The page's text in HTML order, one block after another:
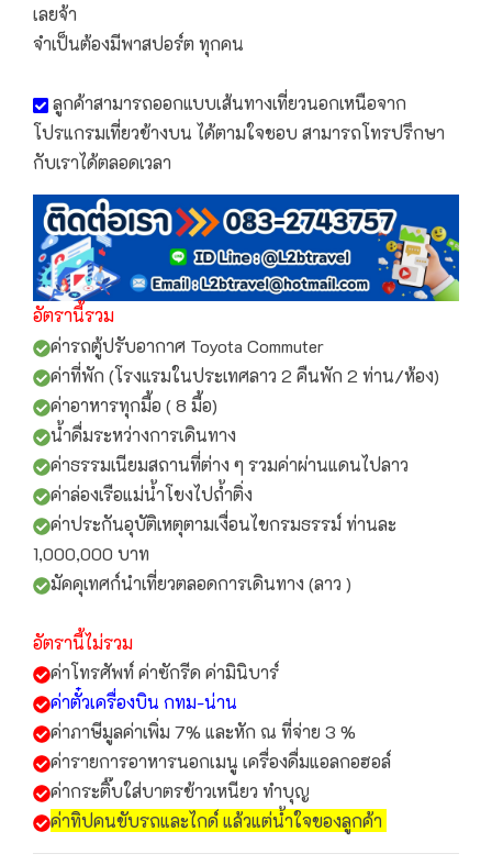
เลยจ้า
จำเป็นต้องมีพาสปอร์ต ทุกคน
ลูกค้าสามารถออกแบบเส้นทางเที่ยวนอกเหนือจาก
โปรแกรมเที่ยวข้างบน ได้ตามใจชอบ สามารถโทรปรึกษา
กับเราได้ตลอดเวลา
อัตรานี้รวม
ค่ารถตู้ปรับอากาศ Toyota Commuter
ค่าที่พัก (โรงแรมในประเทศลาว 2 คืนพัก 2 ท่าน/ห้อง)
ค่าอาหารทุกมื้อ ( 8 มื้อ)
น้ำดื่มระหว่างการเดินทาง
ค่าธรรมเนียมสถานที่ต่าง ๆ รวมค่าผ่านแดนไปลาว
ค่าล่องเรือแม่น้ำโขงไปถ้ำติ่ง
ค่าประกันอุบัติเหตุตามเงื่อนไขกรมธรรม์ ท่านละ
1,000,000 บาท
มัคคุเทศก์นำเที่ยวตลอดการเดินทาง (ลาว )
อัตรานี้ไม่รวม
ค่าโทรศัพท์ ค่าซักรีด ค่ามินิบาร์
ค่าตั๋วเครื่องบิน กทม-น่าน
ค่าภาษีมูลค่าเพิ่ม 7% และหัก ณ ที่จ่าย 3 %
ค่ารายการอาหารนอกเมนู เครื่องดื่มแอลกอฮอล์
ค่ากระติ๊บใส่บาตรข้าวเหนียว ทำบุญ
ค่าทิปคนขับรถและไกด์ แล้วแต่น้ำใจของลูกค้า